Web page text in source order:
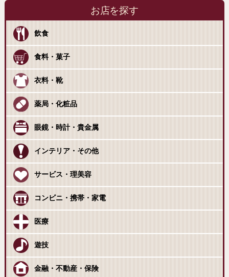
お店を探す
飲食
食料・菓子
衣料・靴
薬局・化粧品
眼鏡・時計・貴金属
インテリア・その他
サービス・理美容
コンビニ・携帯・家電
医療
遊技
金融・不動産・保険